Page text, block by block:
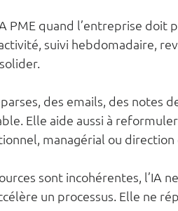
IA PME quand l’entreprise
suivi hebdomadaire,
des emails, des notes
Elle aide aussi à
managérial ou direction
sont incohérentes, l’IA
un processus. Elle ne